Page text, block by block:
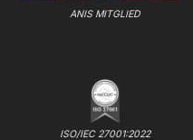
ANIS MITGLIED
ISO/IEC 27001:2022